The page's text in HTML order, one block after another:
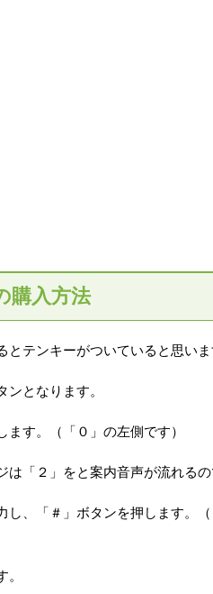
購入方法
テンキーがついていると思いま
となります。
す。（「０」の左側です）
は「２」をと案内音声が流れるの
し、「＃」ボタンを押します。